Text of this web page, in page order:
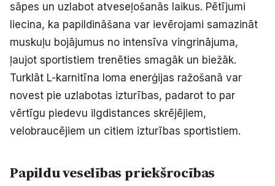
sāpes un uzlabot atveseļošanās laikus. Pētījumi
liecina, ka papildināšana var ievērojami samazināt
muskuļu bojājumus no intensīva vingrinājuma,
ļaujot sportistiem trenēties smagāk un biežāk.
Turklāt L-karnitīna loma enerģijas ražošanā var
novest pie uzlabotas izturības, padarot to par
vērtīgu piedevu ilgdistances skrējējiem,
velobraucējiem un citiem izturības sportistiem.
Papildu veselības priekšrocības